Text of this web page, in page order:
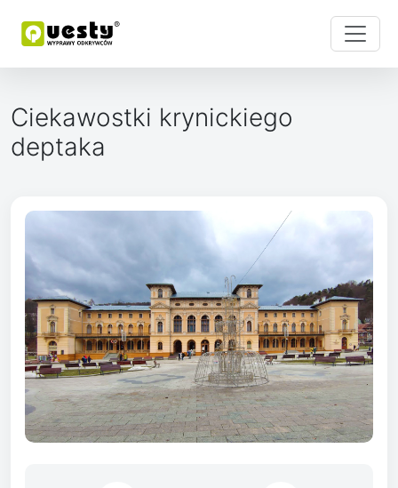
Ciekawostki krynickiego
deptaka